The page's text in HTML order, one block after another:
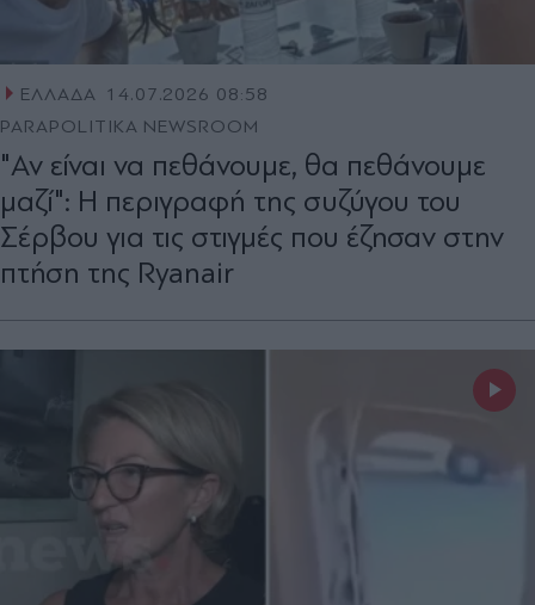
ΕΛΛΑΔΑ
14.07.2026 08:58
PARAPOLITIKA NEWSROOM
"Αν είναι να πεθάνουμε, θα πεθάνουμε
μαζί": Η περιγραφή της συζύγου του
Σέρβου για τις στιγμές που έζησαν στην
πτήση της Ryanair